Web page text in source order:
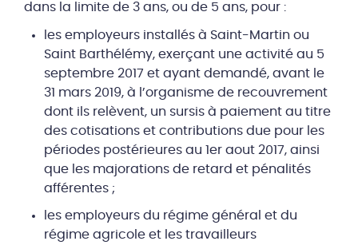
dans la limite de 3 ans, ou de 5 ans, pour :
les employeurs installés à Saint-Martin ou
Saint Barthélémy, exerçant une activité au 5
septembre 2017 et ayant demandé, avant le
31 mars 2019, à l’organisme de recouvrement
dont ils relèvent, un sursis à paiement au titre
des cotisations et contributions due pour les
périodes postérieures au 1er aout 2017, ainsi
que les majorations de retard et pénalités
afférentes ;
les employeurs du régime général et du
régime agricole et les travailleurs